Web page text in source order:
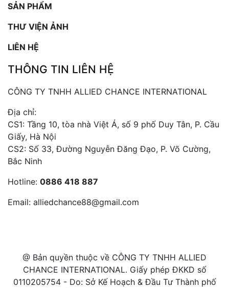
SẢN PHẨM
THƯ VIỆN ẢNH
LIÊN HỆ
THÔNG TIN LIÊN HỆ
CÔNG TY TNHH ALLIED CHANCE INTERNATIONAL
Địa chỉ:
CS1: Tầng 10, tòa nhà Việt Á, số 9 phố Duy Tân, P. Cầu
Giấy, Hà Nội
CS2: Số 33, Đường Nguyễn Đăng Đạo, P. Võ Cường,
Bắc Ninh
Hotline: 0886 418 887
Email: alliedchance88@gmail.com
@ Bản quyền thuộc về CÔNG TY TNHH ALLIED
CHANCE INTERNATIONAL. Giấy phép ĐKKD số
0110205754 - Do: Sở Kế Hoạch & Đầu Tư Thành phố